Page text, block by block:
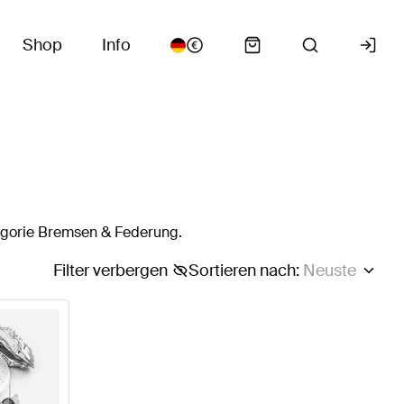
Shop Info
Bremsen & Federung.
Sortieren nach: Neuste
Filter verbergen